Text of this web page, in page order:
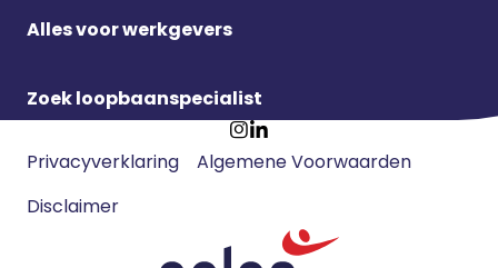
Alles voor werkgevers
Zoek loopbaanspecialist
GaGa
Footer
navigatie
Privacyverklaring
Algemene Voorwaarden
Disclaimer